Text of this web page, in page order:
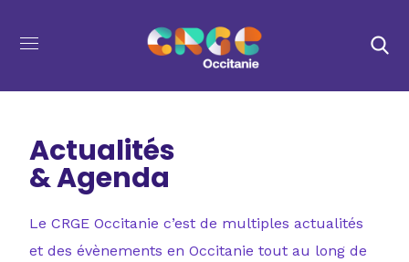
Actualités
& Agenda
Le CRGE Occitanie c’est de multiples actualités
et des évènements en Occitanie tout au long de